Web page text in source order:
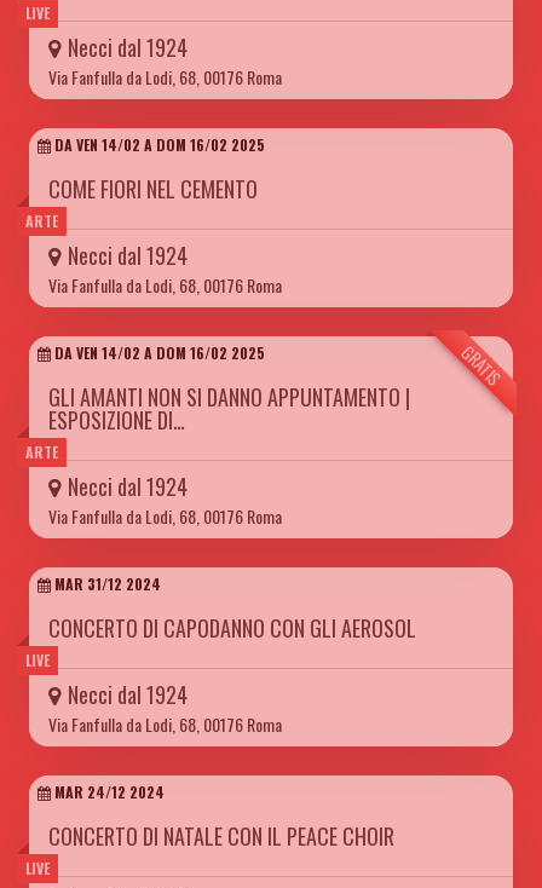
LIVE
Necci dal 1924
Via Fanfulla da Lodi, 68, 00176 Roma
ARTE
DA VEN 14/02 A DOM 16/02 2025
COME FIORI NEL CEMENTO
Necci dal 1924
Via Fanfulla da Lodi, 68, 00176 Roma
ARTE
GRATIS
DA VEN 14/02 A DOM 16/02 2025
GLI AMANTI NON SI DANNO APPUNTAMENTO |
ESPOSIZIONE DI…
Necci dal 1924
Via Fanfulla da Lodi, 68, 00176 Roma
LIVE
MAR 31/12 2024
CONCERTO DI CAPODANNO CON GLI AEROSOL
Necci dal 1924
Via Fanfulla da Lodi, 68, 00176 Roma
LIVE
MAR 24/12 2024
CONCERTO DI NATALE CON IL PEACE CHOIR